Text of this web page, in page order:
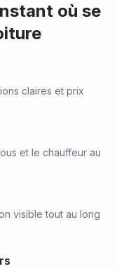
où se
claires et prix
et le chauffeur au
visible tout au long